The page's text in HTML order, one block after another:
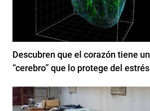
Descubren que el corazón tiene
“cerebro” que lo protege del estrés